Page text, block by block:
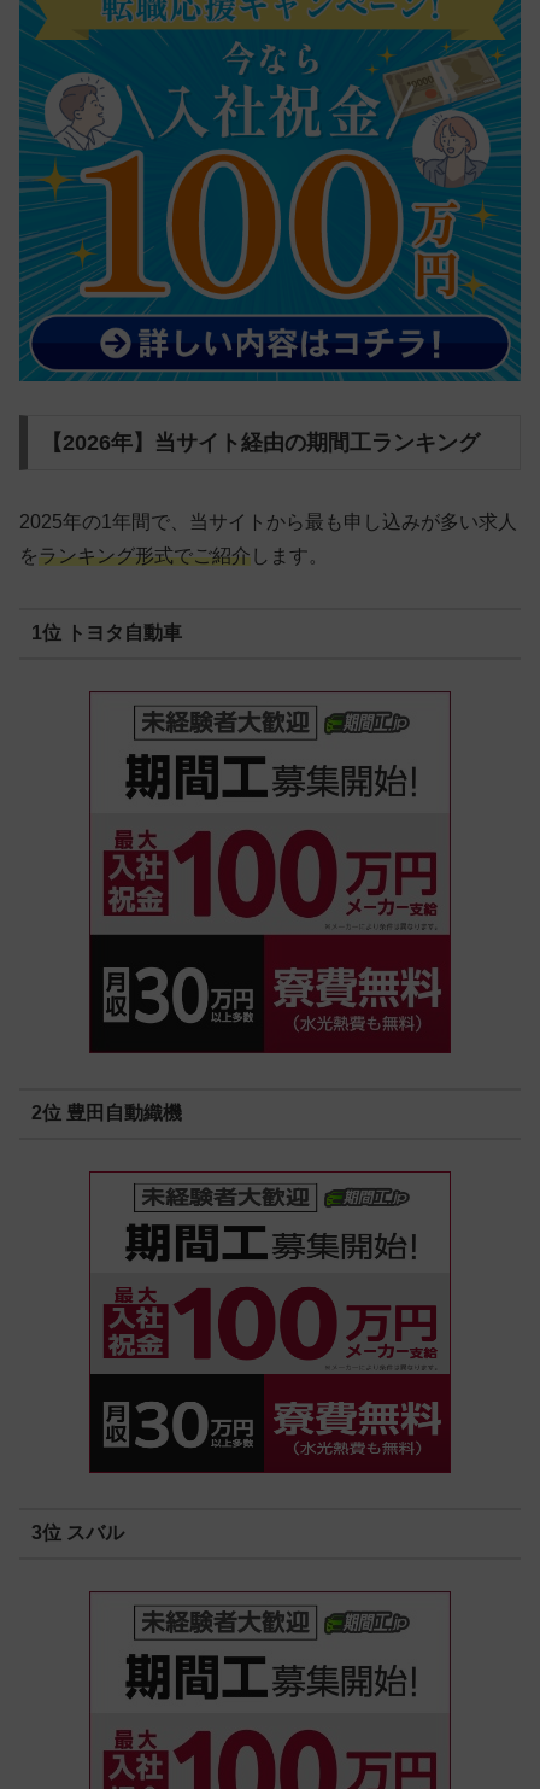
【2026年】当サイト経由の期間工ランキング
2025年の1年間で、当サイトから最も申し込みが多い求人
をランキング形式でご紹介 します。
1位 トヨタ自動車
2位 豊田自動織機
3位 スバル